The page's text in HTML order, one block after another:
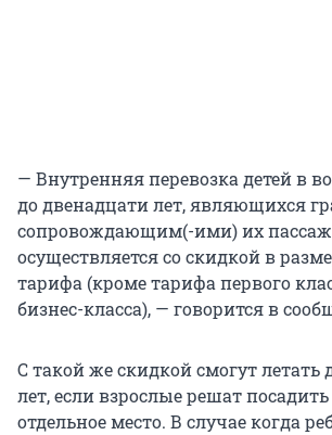
— Внутренняя перевозка детей в
до двенадцати лет, являющихся
сопровождающим(-ими) их
осуществляется со скидкой в
тарифа (кроме тарифа первого
бизнес-класса), — говорится в
С такой же скидкой смогут летать
лет, если взрослые решат
отдельное место. В случае когда